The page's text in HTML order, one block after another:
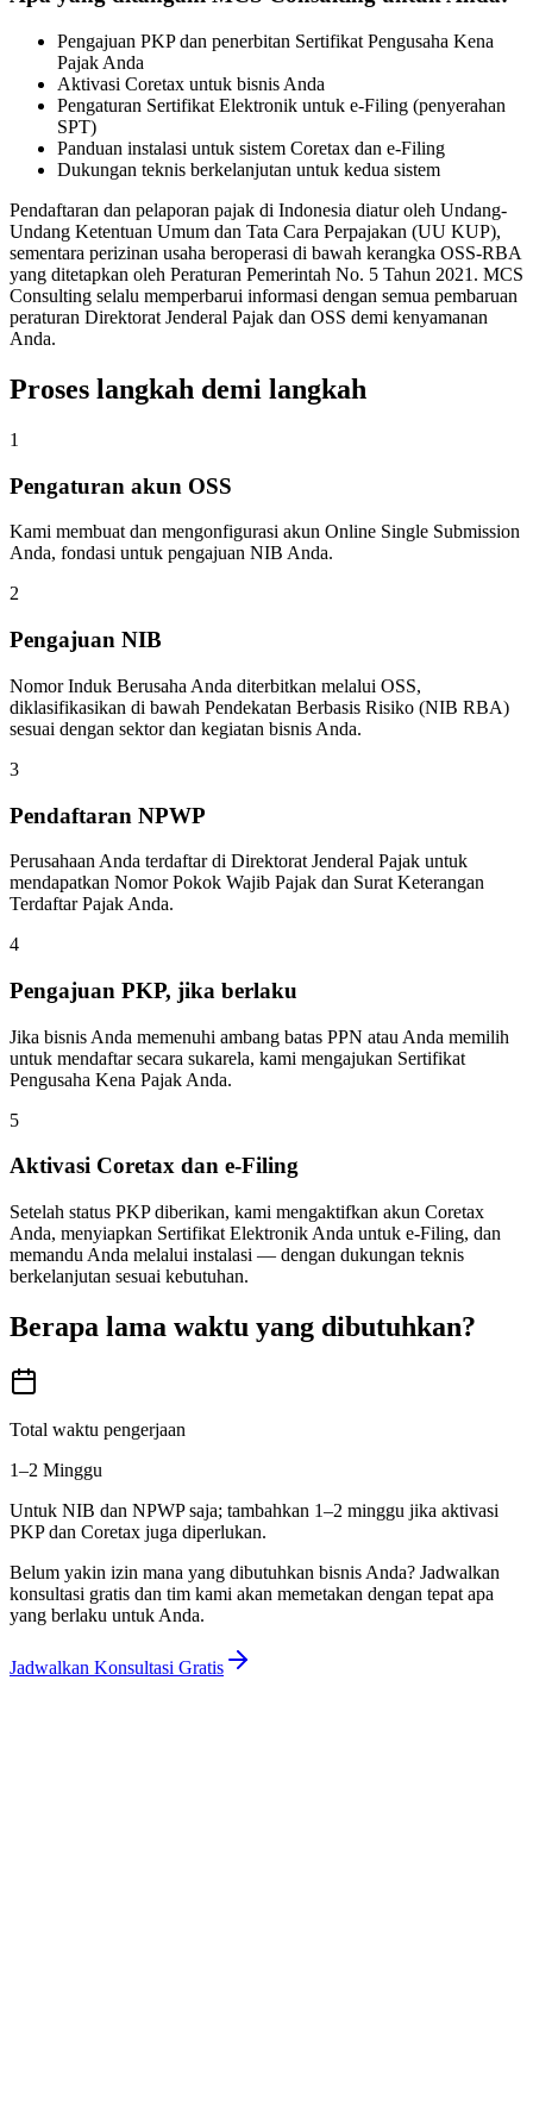
Pengajuan PKP dan penerbitan Sertifikat Pengusaha Kena
Pajak Anda
Aktivasi Coretax untuk bisnis Anda
Pengaturan Sertifikat Elektronik untuk e-Filing (penyerahan
SPT)
Panduan instalasi untuk sistem Coretax dan e-Filing
Dukungan teknis berkelanjutan untuk kedua sistem
Pendaftaran dan pelaporan pajak di Indonesia diatur oleh Undang-
Undang Ketentuan Umum dan Tata Cara Perpajakan (UU KUP),
sementara perizinan usaha beroperasi di bawah kerangka OSS-RBA
yang ditetapkan oleh Peraturan Pemerintah No. 5 Tahun 2021. MCS
Consulting selalu memperbarui informasi dengan semua pembaruan
peraturan Direktorat Jenderal Pajak dan OSS demi kenyamanan
Anda.
Proses langkah demi langkah
1
Pengaturan akun OSS
Kami membuat dan mengonfigurasi akun Online Single Submission
Anda, fondasi untuk pengajuan NIB Anda.
2
Pengajuan NIB
Nomor Induk Berusaha Anda diterbitkan melalui OSS,
diklasifikasikan di bawah Pendekatan Berbasis Risiko (NIB RBA)
sesuai dengan sektor dan kegiatan bisnis Anda.
3
Pendaftaran NPWP
Perusahaan Anda terdaftar di Direktorat Jenderal Pajak untuk
mendapatkan Nomor Pokok Wajib Pajak dan Surat Keterangan
Terdaftar Pajak Anda.
4
Pengajuan PKP, jika berlaku
Jika bisnis Anda memenuhi ambang batas PPN atau Anda memilih
untuk mendaftar secara sukarela, kami mengajukan Sertifikat
Pengusaha Kena Pajak Anda.
5
Aktivasi Coretax dan e-Filing
Setelah status PKP diberikan, kami mengaktifkan akun Coretax
Anda, menyiapkan Sertifikat Elektronik Anda untuk e-Filing, dan
memandu Anda melalui instalasi — dengan dukungan teknis
berkelanjutan sesuai kebutuhan.
Berapa lama waktu yang dibutuhkan?
Total waktu pengerjaan
1–2 Minggu
Untuk NIB dan NPWP saja; tambahkan 1–2 minggu jika aktivasi
PKP dan Coretax juga diperlukan.
Belum yakin izin mana yang dibutuhkan bisnis Anda? Jadwalkan
konsultasi gratis dan tim kami akan memetakan dengan tepat apa
yang berlaku untuk Anda.
Jadwalkan Konsultasi Gratis